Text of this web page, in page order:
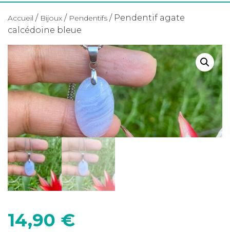
Accueil / Bijoux / Pendentifs / Pendentif agate
calcédoine bleue
14,90 €